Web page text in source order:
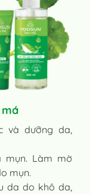
má
và dưỡng da,
mụn. Làm mờ
mụn.
da do khô da,